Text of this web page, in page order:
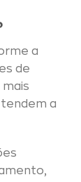
a
de
mais
a